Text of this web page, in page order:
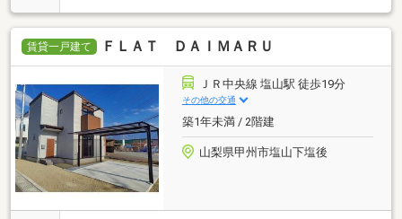
賃貸一戸建て ＦＬＡＴ ＤＡＩＭＡＲＵ
ＪＲ中央線 塩山駅 徒歩19分
その他の交通
築1年未満 / 2階建
山梨県甲州市塩山下塩後